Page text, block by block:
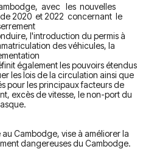
avec les nouvelles
2020 et 2022 concernant le
l'introduction du permis à
des véhicules, la
également les pouvoirs étendus
les lois de la circulation ainsi que
pour les principaux facteurs de
excès de vitesse, le non-port du
Cambodge, vise à améliorer la
dangereuses du Cambodge.